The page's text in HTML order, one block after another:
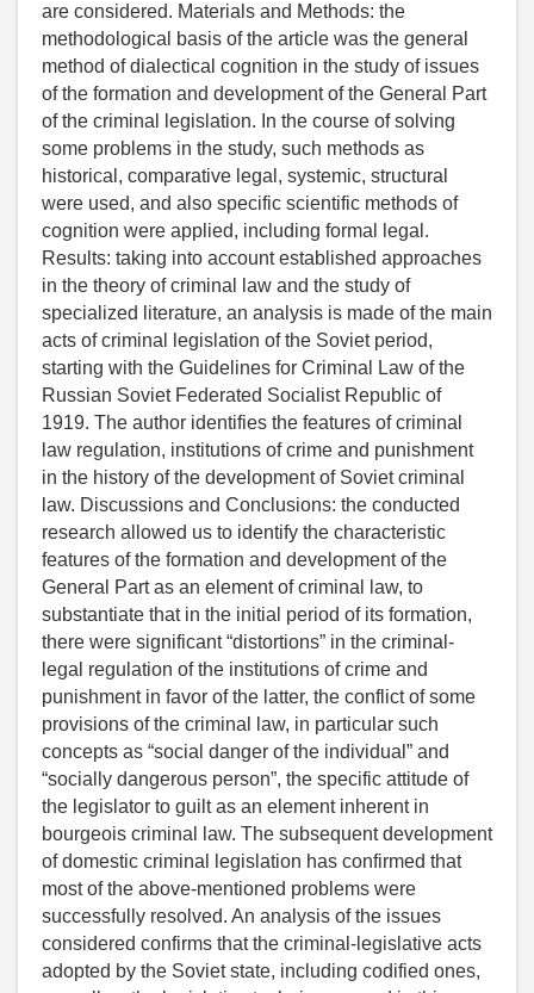
are considered. Materials and Methods: the
methodological basis of the article was the general
method of dialectical cognition in the study of issues
of the formation and development of the General Part
of the criminal legislation. In the course of solving
some problems in the study, such methods as
historical, comparative legal, systemic, structural
were used, and also specific scientific methods of
cognition were applied, including formal legal.
Results: taking into account established approaches
in the theory of criminal law and the study of
specialized literature, an analysis is made of the main
acts of criminal legislation of the Soviet period,
starting with the Guidelines for Criminal Law of the
Russian Soviet Federated Socialist Republic of
1919. The author identifies the features of criminal
law regulation, institutions of crime and punishment
in the history of the development of Soviet criminal
law. Discussions and Conclusions: the conducted
research allowed us to identify the characteristic
features of the formation and development of the
General Part as an element of criminal law, to
substantiate that in the initial period of its formation,
there were significant “distortions” in the criminal-
legal regulation of the institutions of crime and
punishment in favor of the latter, the conflict of some
provisions of the criminal law, in particular such
concepts as “social danger of the individual” and
“socially dangerous person”, the specific attitude of
the legislator to guilt as an element inherent in
bourgeois criminal law. The subsequent development
of domestic criminal legislation has confirmed that
most of the above-mentioned problems were
successfully resolved. An analysis of the issues
considered confirms that the criminal-legislative acts
adopted by the Soviet state, including codified ones,